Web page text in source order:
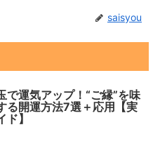
saisyou
で運気アップ！“ご縁”を味
る開運方法7選＋応用【実
ド】